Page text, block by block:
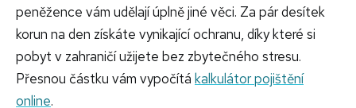
peněžence vám udělají úplně jiné věci. Za pár desítek
korun na den získáte vynikající ochranu, díky které si
pobyt v zahraničí užijete bez zbytečného stresu.
Přesnou částku vám vypočítá kalkulátor pojištění
online.